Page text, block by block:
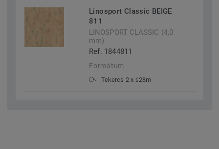
Linosport Classic BEIGE
811
LINOSPORT CLASSIC (4,0
mm)
Ref. 1844811
Formátum
Tekercs 2 x ≤28m